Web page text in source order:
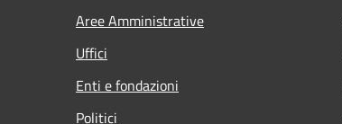
Aree Amministrative
Uffici
Enti e fondazioni
Politici